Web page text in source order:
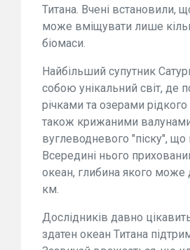
Титана. Вчені встановили,
може вміщувати лише
біомаси.
Найбільший супутник
собою унікальний світ, де
річками та озерами
також крижаними
вуглеводневого "піску", що
Всередині нього
океан, глибина якого може
км.
Дослідників давно
здатен океан Титана